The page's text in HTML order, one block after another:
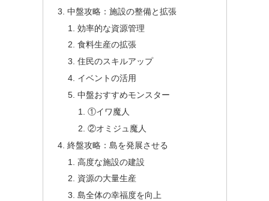
中盤攻略：施設の整備と拡張
効率的な資源管理
食料生産の拡張
住民のスキルアップ
イベントの活用
中盤おすすめモンスター
①イワ魔人
②オミジュ魔人
終盤攻略：島を発展させる
高度な施設の建設
資源の大量生産
島全体の幸福度を向上